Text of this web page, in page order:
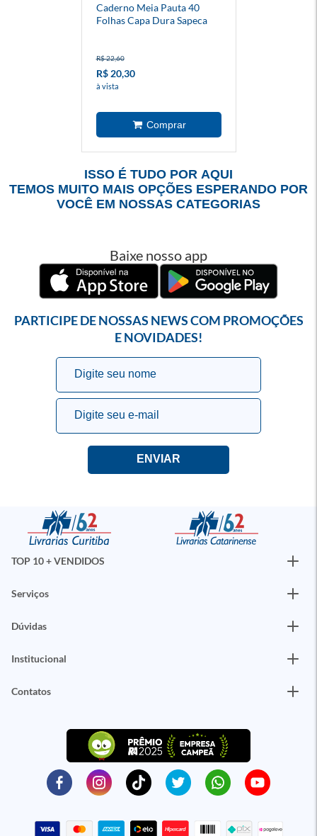
Caderno Meia Pauta 40
Folhas Capa Dura Sapeca
R$ 22,60
R$ 20,30
à vista
ISSO É TUDO POR AQUI
TEMOS MUITO MAIS OPÇÕES ESPERANDO POR
VOCÊ EM NOSSAS CATEGORIAS
Baixe nosso app
PARTICIPE DE NOSSAS NEWS COM PROMOÇÕES
E NOVIDADES!
TOP 10 + VENDIDOS
Serviços
Dúvidas
Institucional
Contatos